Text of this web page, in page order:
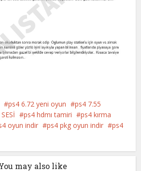
ps4 6.72 yeni oyun
ps4 7.55
ps4 hdmı tamiri
ps4 kırma
oyun indir ps4 pkg oyun indir
ps4
may also like